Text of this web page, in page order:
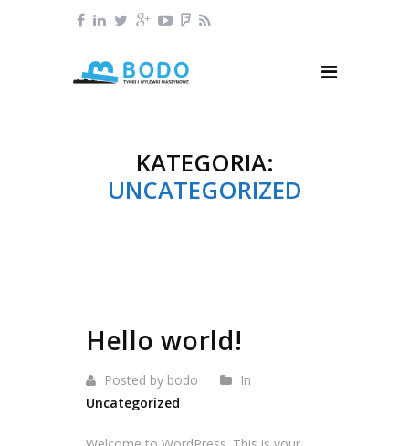
KATEGORIA:
UNCATEGORIZED
Hello world!
Posted by bodo
In
Uncategorized